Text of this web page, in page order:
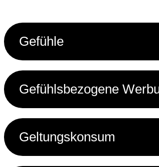
Gefühle
Gefühlsbezogene
Geltungskonsum